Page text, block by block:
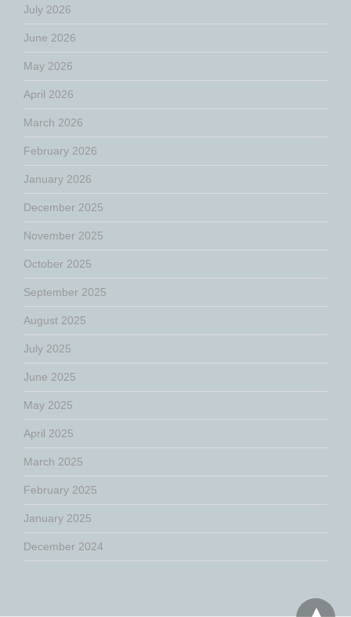
July 2026
June 2026
May 2026
April 2026
March 2026
February 2026
January 2026
December 2025
November 2025
October 2025
September 2025
August 2025
July 2025
June 2025
May 2025
April 2025
March 2025
February 2025
January 2025
December 2024